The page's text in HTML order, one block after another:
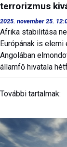
terrorizmus
2025. november 25.
Afrika stabilitása
Európának is
Angolában
államfő hivatala
További tartalmak: